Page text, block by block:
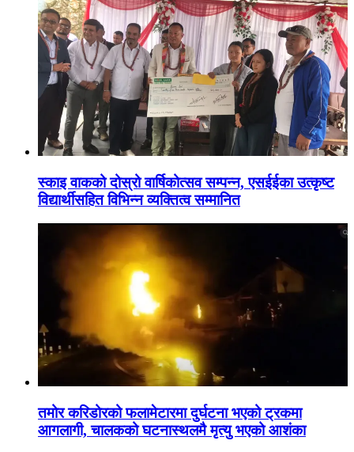
स्काइ वाकको दोस्रो वार्षिकोत्सव सम्पन्न, एसईईका उत्कृष्ट
विद्यार्थीसहित विभिन्न व्यक्तित्व सम्मानित
तमोर करिडोरको फलामेटारमा दुर्घटना भएको ट्रकमा
आगलागी, चालकको घटनास्थलमै मृत्यु भएको आशंका